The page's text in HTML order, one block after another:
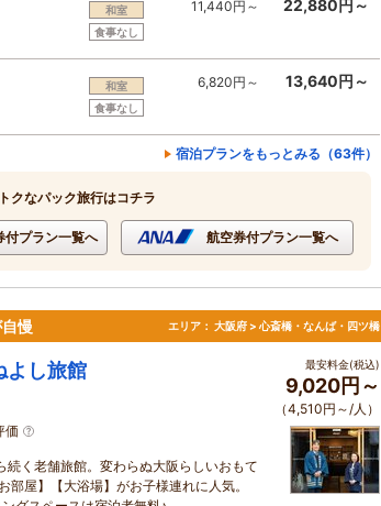
和室
食事なし
11,440円～ 22,880円～
和室
食事なし
6,820円～ 13,640円～
宿泊プランをもっとみる（63件）
クなパック旅行はコチラ
付プラン一覧へ 航空券付プラン一覧へ
慢 エリア： 大阪府 > 心斎橋・なんば・四ツ橋
し旅館
価
続く老舗旅館。変わらぬ大阪らしいおもて
部屋】【大浴場】がお子様連れに人気。
最安料金(税込)
9,020円～
（4,510円～/人）